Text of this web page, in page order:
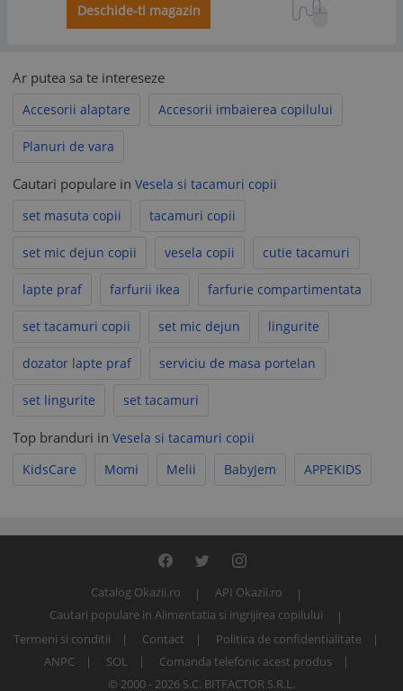
Deschide-ti magazin
Ar putea sa te intereseze
Accesorii alaptare Accesorii imbaierea copilului
Planuri de vara
Cautari populare in Vesela si tacamuri copii
set masuta copii
tacamuri copii
set mic dejun copii vesela copii cutie tacamuri
lapte praf farfurii ikea farfurie compartimentata
set tacamuri copii set mic dejun lingurite
dozator lapte praf serviciu de masa portelan
set lingurite set tacamuri
Top branduri in Vesela si tacamuri copii
KidsCare
Momi Melii BabyJem APPEKIDS
Catalog Okazii.ro
API Okazii.ro
Cautari populare in Alimentatia si ingrijirea copilului
Termeni si conditii
Contact
Politica de confidentialitate
ANPC
SOL
Comanda telefonic acest produs
© 2000 - 2026 S.C. BITFACTOR S.R.L.